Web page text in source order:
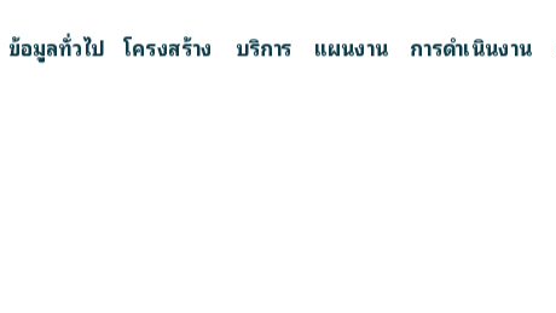
ข้อมูลทั่วไป โครงสร้าง บริการ แผนงาน การดำเนินงาน